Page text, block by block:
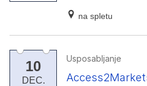
na spletu
10
DEC.
Usposabljanje